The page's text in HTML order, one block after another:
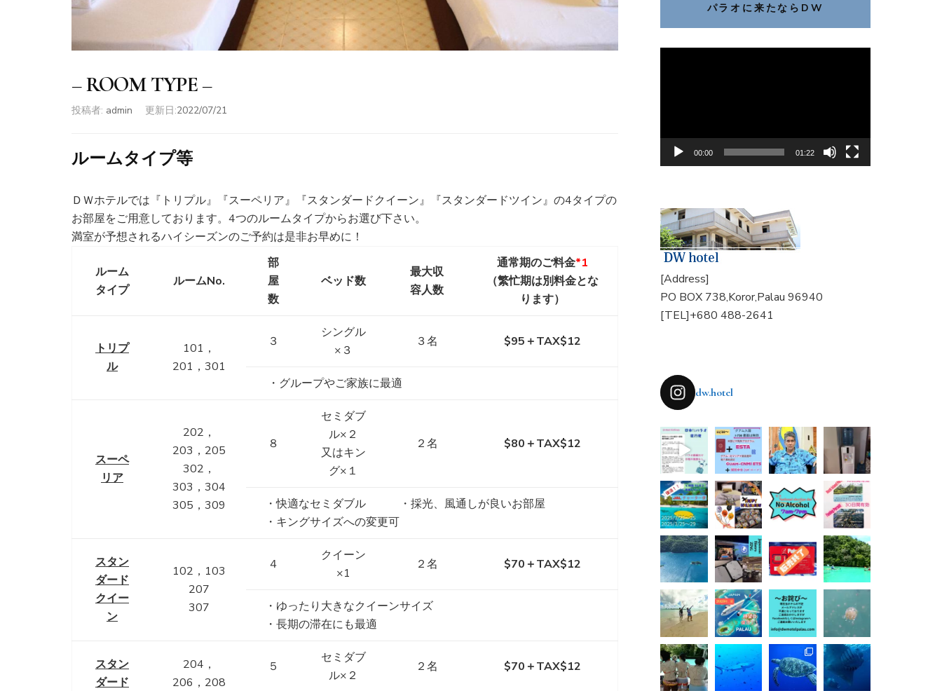
– ROOM TYPE –
投稿者: admin 更新日:2022/07/21
ルームタイプ等
ＤＷホテルでは『トリプル』『スーペリア』『スタンダードクイーン』『スタンダードツイン』の4タイプの
お部屋をご用意しております。4つのルームタイプからお選び下さい。
満室が予想されるハイシーズンのご予約は是非お早めに！
ルーム
タイプ
ルームNo.
部
屋
数
ベッド数
最大収
容人数
通常期のご料金*1
（繁忙期は別料金とな
ります）
トリプ
ル
101，
201，301
３
シングル
×３
３名 $95＋TAX$12
・グループやご家族に最適
スーペ
リア
202，
203，205
302，
303，304
305，309
８
セミダブ
ル×２
又はキン
グ×１
２名 $80＋TAX$12
・快適なセミダブル ・採光、風通しが良いお部屋
・キングサイズへの変更可
スタン
ダード
クイー
ン
102，103
207
307
４
クイーン
×1
２名 $70＋TAX$12
・ゆったり大きなクイーンサイズ
・長期の滞在にも最適
スタン
ダード
204，
206，208
５
セミダブ
ル×２
２名 $70＋TAX$12
パラオに来たならDW
ー
00:00 01:22
[Address]
PO BOX 738,Koror,Palau 96940
[TEL]+680 488-2641
dw.hotel